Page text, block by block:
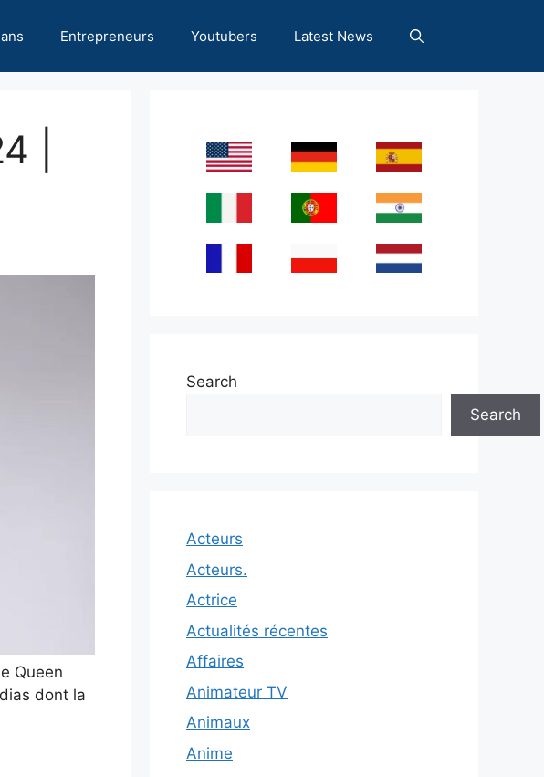
Entrepreneurs Youtubers Latest News
|
Queen
dont la
Search
Search
Acteurs
Acteurs.
Actrice
Actualités récentes
Affaires
Animateur TV
Animaux
Anime